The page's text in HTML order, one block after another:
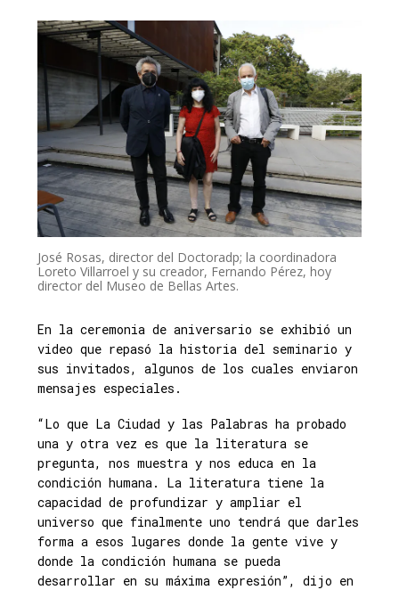
José Rosas, director del Doctoradp; la coordinadora
Loreto Villarroel y su creador, Fernando Pérez, hoy
director del Museo de Bellas Artes.
En la ceremonia de aniversario se exhibió un
video que repasó la historia del seminario y
sus invitados, algunos de los cuales enviaron
mensajes especiales.
“Lo que La Ciudad y las Palabras ha probado
una y otra vez es que la literatura se
pregunta, nos muestra y nos educa en la
condición humana. La literatura tiene la
capacidad de profundizar y ampliar el
universo que finalmente uno tendrá que darles
forma a esos lugares donde la gente vive y
donde la condición humana se pueda
desarrollar en su máxima expresión”, dijo en